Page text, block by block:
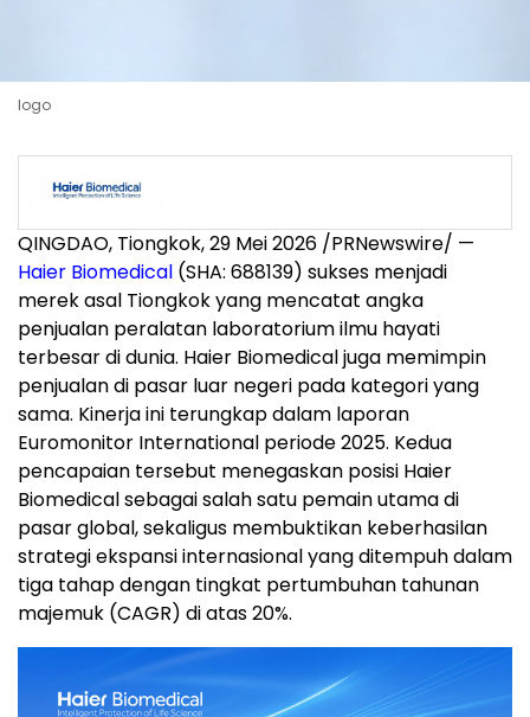
logo
QINGDAO, Tiongkok, 29 Mei 2026 /PRNewswire/ —
Haier Biomedical (SHA: 688139) sukses menjadi
merek asal Tiongkok yang mencatat angka
penjualan peralatan laboratorium ilmu hayati
terbesar di dunia. Haier Biomedical juga memimpin
penjualan di pasar luar negeri pada kategori yang
sama. Kinerja ini terungkap dalam laporan
Euromonitor International periode 2025. Kedua
pencapaian tersebut menegaskan posisi Haier
Biomedical sebagai salah satu pemain utama di
pasar global, sekaligus membuktikan keberhasilan
strategi ekspansi internasional yang ditempuh dalam
tiga tahap dengan tingkat pertumbuhan tahunan
majemuk (CAGR) di atas 20%.